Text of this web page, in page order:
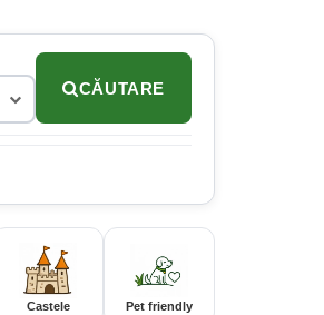
CĂUTARE
Castele Pet friendly